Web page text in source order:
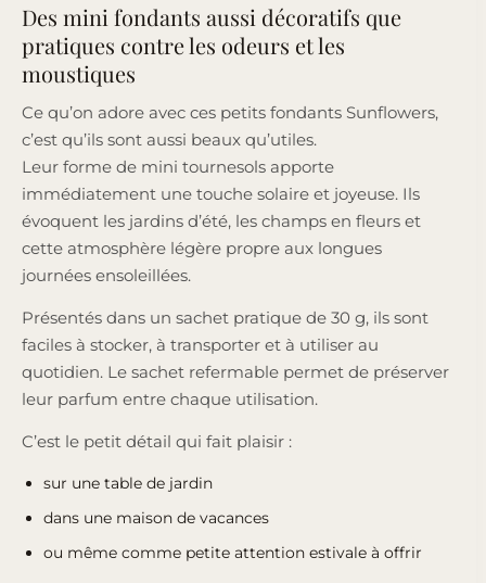
Des mini fondants aussi décoratifs que
pratiques contre les odeurs et les
moustiques
Ce qu’on adore avec ces petits fondants Sunflowers,
c’est qu’ils sont aussi beaux qu’utiles.
Leur forme de mini tournesols apporte
immédiatement une touche solaire et joyeuse. Ils
évoquent les jardins d’été, les champs en fleurs et
cette atmosphère légère propre aux longues
journées ensoleillées.
Présentés dans un sachet pratique de 30 g, ils sont
faciles à stocker, à transporter et à utiliser au
quotidien. Le sachet refermable permet de préserver
leur parfum entre chaque utilisation.
C’est le petit détail qui fait plaisir :
sur une table de jardin
dans une maison de vacances
ou même comme petite attention estivale à offrir